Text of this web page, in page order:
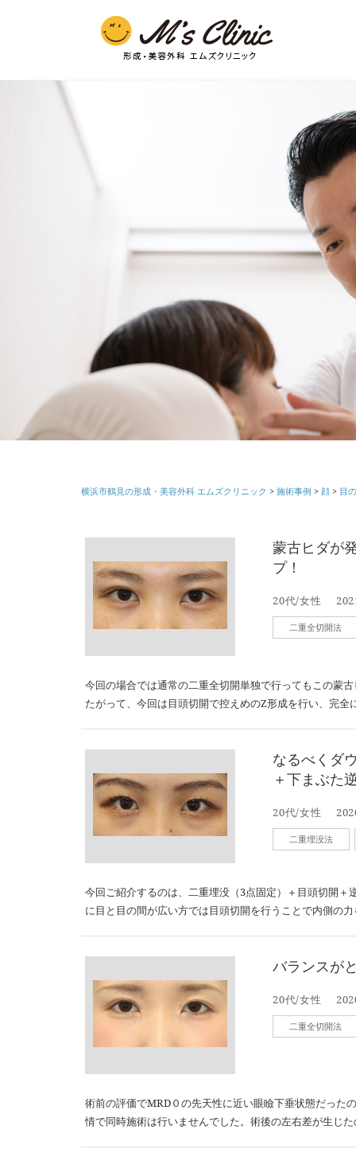
横浜市鶴見の形成・美容外科 エムズクリニック > 施術事例 > 顔 > 目
蒙古ヒダが
プ！
20代/女性
二重全切開法
今回の場合では通常の二重全切開単独で行ってもこの蒙
たがって、今回は目頭切開で控えめのZ形成を行い、完
なるべくダ
＋下まぶた
20代/女性
二重埋没法
今回ご紹介するのは、二重埋没（3点固定）＋目頭切開
に目と目の間が広い方では目頭切開を行うことで内側の
バランスが
20代/女性
二重全切開法
術前の評価でMRD０の先天性に近い眼瞼下垂状態だった
情で同時施術は行いませんでした。術後の左右差が生じ